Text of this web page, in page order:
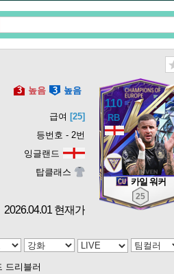
3 높음 3 높음
급여 [25]
등번호 - 2번
잉글랜드
탑클래스
2026.04.01 현재가
110
카일 워커
25
드리블러